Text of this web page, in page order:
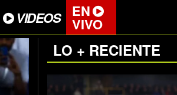
VIDEOS EN
VIVO
LO + RECIENTE